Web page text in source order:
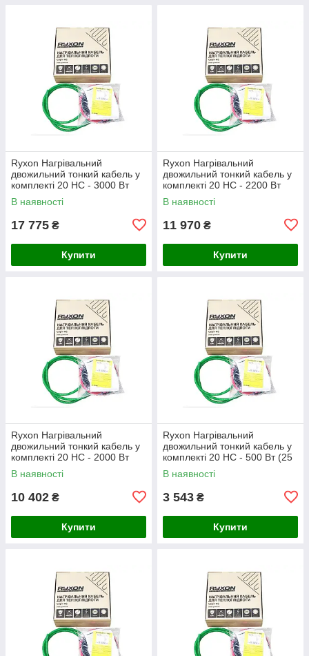
Ryxon Нагрівальний
двожильний тонкий кабель у
комплекті 20 HC - 3000 Вт
(150 м)
В наявності
17 775 ₴
Купити
Ryxon Нагрівальний
двожильний тонкий кабель у
комплекті 20 HC - 2200 Вт
(110 м)
В наявності
11 970 ₴
Купити
Ryxon Нагрівальний
двожильний тонкий кабель у
комплекті 20 HC - 2000 Вт
(100 м)
В наявності
10 402 ₴
Купити
Ryxon Нагрівальний
двожильний тонкий кабель у
комплекті 20 HC - 500 Вт (25
м)
В наявності
3 543 ₴
Купити